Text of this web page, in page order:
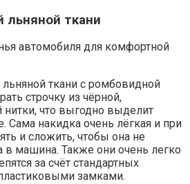
льняной ткани
ткани с ромбовидной
строчку из чёрной,
нитки, что выгодно выделит
Сама накидка очень лёгкая и при
и сложить, чтобы она не
в машина. Также они очень легко
за счёт стандартных
замками.